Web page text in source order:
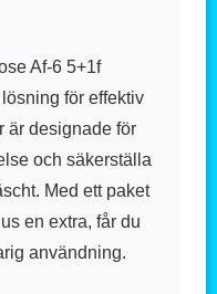
Af-6 5+1f
för effektiv
är designade för
och säkerställa
Med ett paket
en extra, får du
användning.